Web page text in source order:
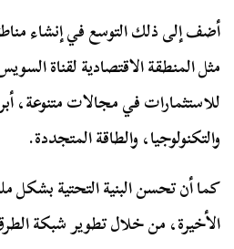
أضف إلى ذلك التوسع في إنشاء
مثل المنطقة الاقتصادية لقناة
للاستثمارات في مجالات متنوعة،
والتكنولوجيا، والطاقة المتجددة.
كما أن تحسن البنية التحتية بشكل
الأخيرة، من خلال تطوير شبكة